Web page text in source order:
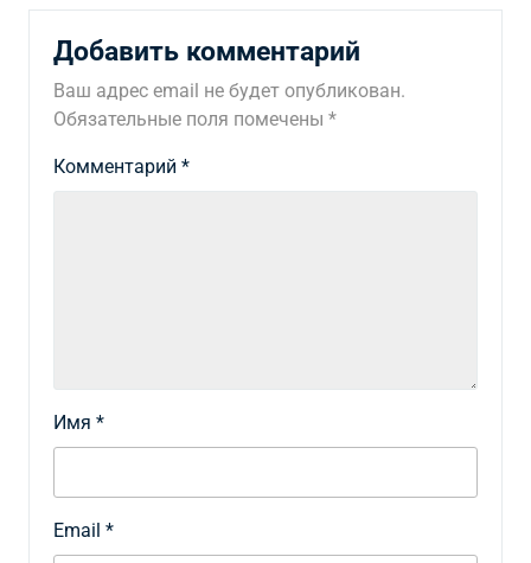
Добавить комментарий
Ваш адрес email не будет опубликован.
Обязательные поля помечены *
Комментарий *
Имя *
Email *